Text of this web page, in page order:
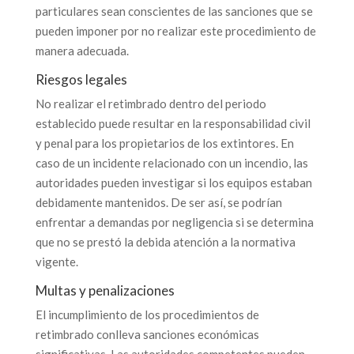
particulares sean conscientes de las sanciones que se
pueden imponer por no realizar este procedimiento de
manera adecuada.
Riesgos legales
No realizar el retimbrado dentro del periodo
establecido puede resultar en la responsabilidad civil
y penal para los propietarios de los extintores. En
caso de un incidente relacionado con un incendio, las
autoridades pueden investigar si los equipos estaban
debidamente mantenidos. De ser así, se podrían
enfrentar a demandas por negligencia si se determina
que no se prestó la debida atención a la normativa
vigente.
Multas y penalizaciones
El incumplimiento de los procedimientos de
retimbrado conlleva sanciones económicas